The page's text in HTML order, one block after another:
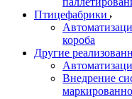
Птицефабрики
короба
Другие
Внедрение